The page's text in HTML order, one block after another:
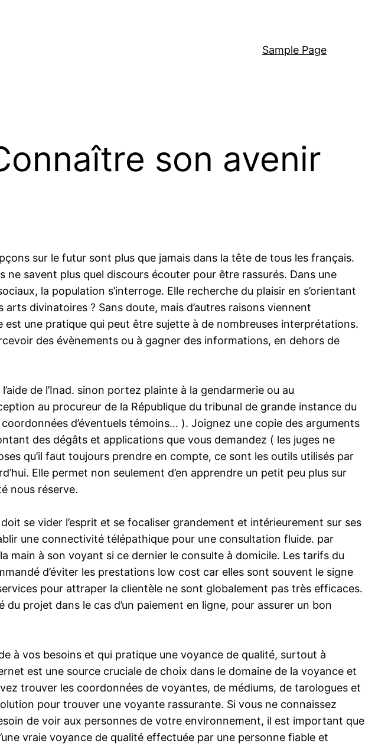
Sample Page
son avenir
sur le futur sont plus que jamais dans la tête de tous les français.
ne savent plus quel discours écouter pour être rassurés. Dans une
la population s’interroge. Elle recherche du plaisir en s’orientant
divinatoires ? Sans doute, mais d’autres raisons viennent
une pratique qui peut être sujette à de nombreuses interprétations.
des évènements ou à gagner des informations, en dehors de
de l’Inad. sinon portez plainte à la gendarmerie ou au
au procureur de la République du tribunal de grande instance du
d’éventuels témoins… ). Joignez une copie des arguments
des dégâts et applications que vous demandez ( les juges ne
qu’il faut toujours prendre en compte, ce sont les outils utilisés par
Elle permet non seulement d’en apprendre un petit peu plus sur
nous réserve.
se vider l’esprit et se focaliser grandement et intérieurement sur ses
une connectivité télépathique pour une consultation fluide. par
main à son voyant si ce dernier le consulte à domicile. Les tarifs du
d’éviter les prestations low cost car elles sont souvent le signe
pour attraper la clientèle ne sont globalement pas très efficaces.
projet dans le cas d’un paiement en ligne, pour assurer un bon
à vos besoins et qui pratique une voyance de qualité, surtout à
est une source cruciale de choix dans le domaine de la voyance et
trouver les coordonnées de voyantes, de médiums, de tarologues et
pour trouver une voyante rassurante. Si vous ne connaissez
de voir aux personnes de votre environnement, il est important que
vraie voyance de qualité effectuée par une personne fiable et